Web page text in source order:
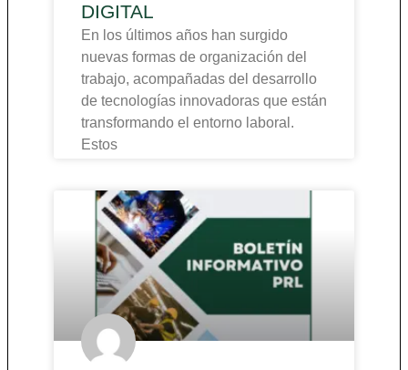
DIGITAL
En los últimos años han surgido
nuevas formas de organización del
trabajo, acompañadas del desarrollo
de tecnologías innovadoras que están
transformando el entorno laboral.
Estos